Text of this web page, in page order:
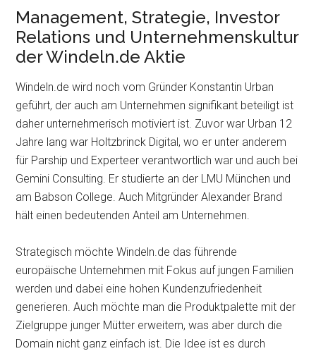
Management, Strategie, Investor
Relations und Unternehmenskultur
der Windeln.de Aktie
Windeln.de wird noch vom Gründer Konstantin Urban
geführt, der auch am Unternehmen signifikant beteiligt ist
daher unternehmerisch motiviert ist. Zuvor war Urban 12
Jahre lang war Holtzbrinck Digital, wo er unter anderem
für Parship und Experteer verantwortlich war und auch bei
Gemini Consulting. Er studierte an der LMU München und
am Babson College. Auch Mitgründer Alexander Brand
hält einen bedeutenden Anteil am Unternehmen.
Strategisch möchte Windeln.de das führende
europäische Unternehmen mit Fokus auf jungen Familien
werden und dabei eine hohen Kundenzufriedenheit
generieren. Auch möchte man die Produktpalette mit der
Zielgruppe junger Mütter erweitern, was aber durch die
Domain nicht ganz einfach ist. Die Idee ist es durch